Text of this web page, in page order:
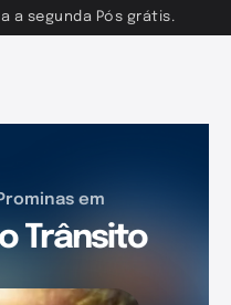
a segunda Pós grátis.
em
Trânsito